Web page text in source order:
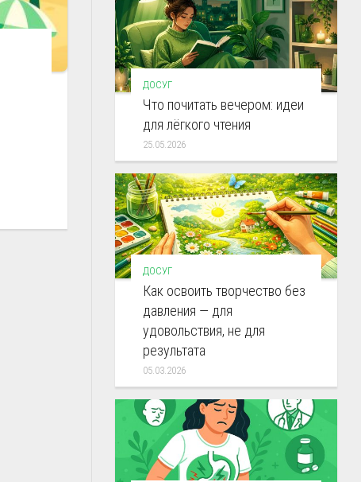
ДОСУГ
Что почитать вечером: идеи
для лёгкого чтения
25.05.2026
ДОСУГ
Как освоить творчество без
давления — для
удовольствия, не для
результата
05.03.2026